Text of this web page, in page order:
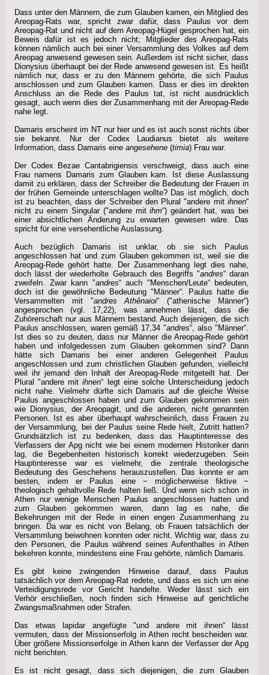
Dass unter den Männern, die zum Glauben kamen, ein Mitglied des
Areopag-Rats war, spricht zwar dafür, dass Paulus vor dem
Areopag-Rat und nicht auf dem Areopag-Hügel gesprochen hat, ein
Beweis dafür ist es jedoch nicht; Mitglieder des Areopag-Rats
können nämlich auch bei einer Versammlung des Volkes auf dem
Areopag anwesend gewesen sein. Außerdem ist nicht sicher, dass
Dionysius überhaupt bei der Rede anwesend gewesen ist. Es heißt
nämlich nur, dass er zu den Männern gehörte, die sich Paulus
anschlossen und zum Glauben kamen. Dass er dies im direkten
Anschluss an die Rede des Paulus tat, ist nicht ausdrücklich
gesagt, auch wenn dies der Zusammenhang mit der Areopag-Rede
nahe legt.
Damaris erscheint im NT nur hier und es ist auch sonst nichts über
sie bekannt. Nur der Codex Laudianus bietet als weitere
Information, dass Damaris eine angesehene (timia) Frau war.
Der Codex Bezae Cantabrigiensis verschweigt, dass auch eine
Frau namens Damaris zum Glauben kam. Ist diese Auslassung
damit zu erklären, dass der Schreiber die Bedeutung der Frauen in
der frühen Gemeinde unterschlagen wollte? Das ist möglich, doch
ist zu beachten, dass der Schreiber den Plural "andere mit ihnen“
nicht zu einem Singular ("andere mitihm“) geändert hat, was bei
einer absichtlichen Änderung zu erwarten gewesen wäre. Das
spricht für eine versehentliche Auslassung.
Auch bezüglich Damaris ist unklar, ob sie sich Paulus
angeschlossen hat und zum Glauben gekommen ist, weil sie die
Areopag-Rede gehört hatte. Der Zusammenhang legt dies nahe,
doch lässt der wiederholte Gebrauch des Begriffs "andres“ daran
zweifeln. Zwar kann "andres“ auch "Menschen/Leute“ bedeuten,
doch ist die gewöhnliche Bedeutung "Männer“. Paulus hatte die
Versammelten mit "andres Athênaioi“ ("athenische Männer“)
angesprochen (vgl. 17,22), was annehmen lässt, dass die
Zuhörerschaft nur aus Männern bestand. Auch diejenigen, die sich
Paulus anschlossen, waren gemäß 17,34 "andres“, also "Männer“.
Ist dies so zu deuten, dass nur Männer die Areopag-Rede gehört
haben und infolgedessen zum Glauben gekommen sind? Dann
hätte sich Damaris bei einer anderen Gelegenheit Paulus
angeschlossen und zum christlichen Glauben gefunden, vielleicht
weil ihr jemand den Inhalt der Areopag-Rede mitgeteilt hat. Der
Plural "andere mitihnen“ legt eine solche Unterscheidung jedoch
nicht nahe. Vielmehr dürfte sich Damaris auf die gleiche Weise
Paulus angeschlossen haben und zum Glauben gekommen sein
wie Dionysius, der Areopagit, und die anderen, nicht genannten
Personen. Ist es aber überhaupt wahrscheinlich, dass Frauen zu
der Versammlung, bei der Paulus seine Rede hielt, Zutritt hatten?
Grundsätzlich ist zu bedenken, dass das Hauptinteresse des
Verfassers der Apg nicht wie bei einem modernen Historiker darin
lag, die Begebenheiten historisch korrekt wiederzugeben. Sein
Hauptinteresse war es vielmehr, die zentrale theologische
Bedeutung des Geschehens herauszustellen. Das konnte er am
besten, indem er Paulus eine − möglicherweise fiktive −
theologisch gehaltvolle Rede halten ließ. Und wenn sich schon in
Athen nur wenige Menschen Paulus angeschlossen hatten und
zum Glauben gekommen waren, dann lag es nahe, die
Bekehrungen mit der Rede in einen engen Zusammenhang zu
bringen. Da war es nicht von Belang, ob Frauen tatsächlich der
Versammlung beiwohnen konnten oder nicht. Wichtig war, dass zu
den Personen, die Paulus während seines Aufenthaltes in Athen
bekehren konnte, mindestens eine Frau gehörte, nämlich Damaris.
Es gibt keine zwingenden Hinweise darauf, dass Paulus
tatsächlich vor dem Areopag-Rat redete, und dass es sich um eine
Verteidigungsrede vor Gericht handelte. Weder lässt sich ein
Verhör erschließen, noch finden sich Hinweise auf gerichtliche
Zwangsmaßnahmen oder Strafen.
Das etwas lapidar angefügte "und andere mit ihnen“ lässt
vermuten, dass der Missionserfolg in Athen recht bescheiden war.
Über größere Missionserfolge in Athen kann der Verfasser der Apg
nicht berichten.
Es ist nicht gesagt, dass sich diejenigen, die zum Glauben